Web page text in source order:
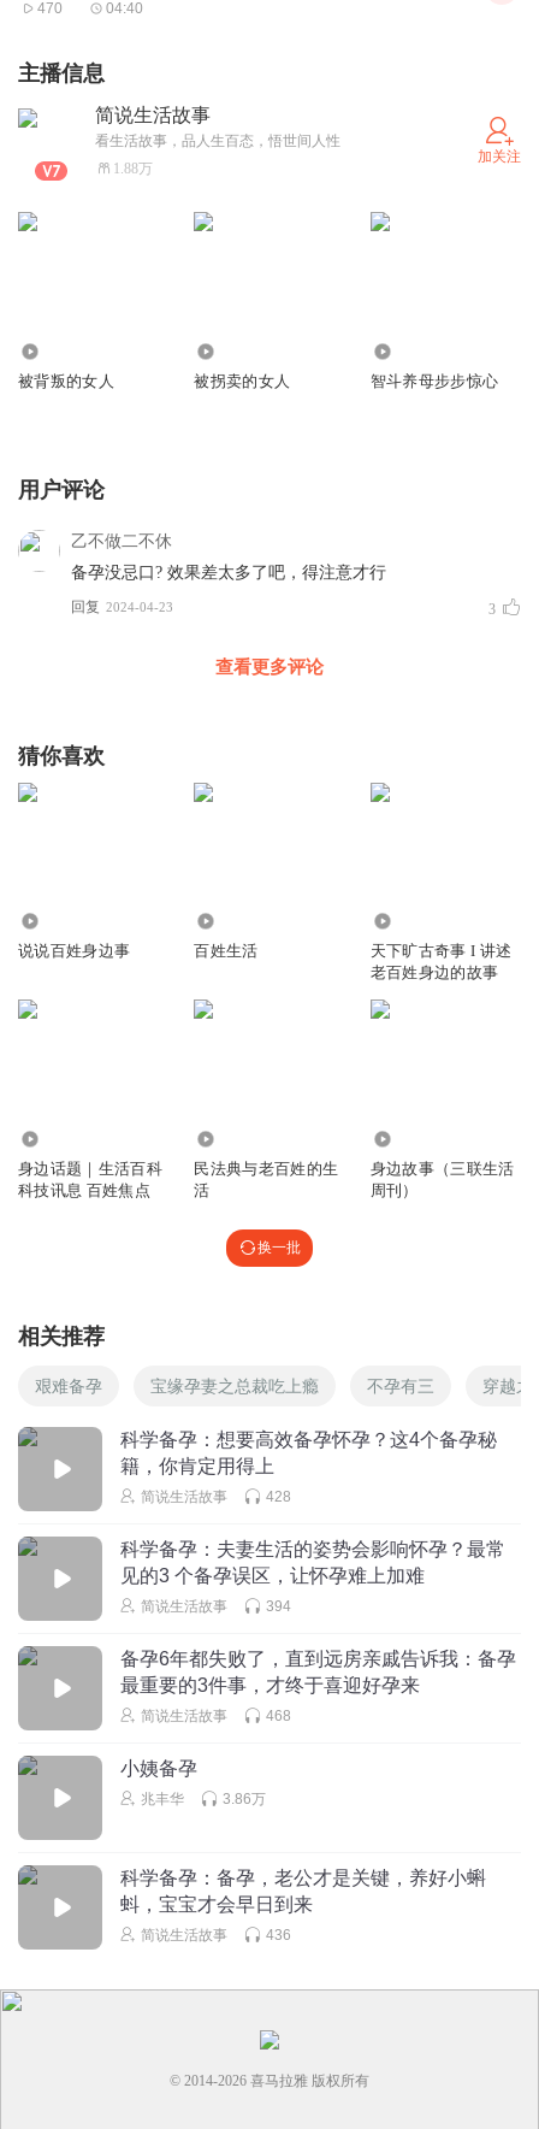
管，又能促进新陈代谢。
鳕鱼：营养丰富，利于胎儿大脑发育
鳕鱼是优质蛋白质的来源，还富含DHA等不饱和脂肪酸。
7.
卵泡的发育和排卵。
备孕期间多吃黑豆，有助于提高受孕率。
猕猴桃是维生素C的宝库，它能增强免疫力，预防感冒等疾
病。
备孕期间保持身体健康非常重要，猕猴桃就是你不可或缺的
水果之选。
芹菜虽然营养丰富，但它含有一种叫做芹菜素的物质，可能
会影响精子的数量和质量。
螃蟹属于寒性食材，对于备孕期间的女性来说，过多食用可
能导致子宫收缩，增加流产的风险。
因此，备孕期间的女性最好避免食用螃蟹。
的物质，可能会对精子产生不良影响。
备孕期间的男性应适量减少大蒜的摄入量。
加流产和早产的风险。
苦瓜：抑制子宫内膜分化
苦瓜中含有一种叫做苦瓜素的物质，可能会抑制子宫内膜的
分化，影响胚胎着床。
因此，备孕期间的女性最好少吃或不吃苦瓜。
啤酒：影响精子和卵子质量
啤酒中的酒精会对精子和卵子产生毒性作用，降低其质量。
备孕期间的夫妻双方都应避免饮酒，确保宝宝的健康。
木瓜：含有避孕成分
木瓜中含有一种叫做木瓜酶的物质，具有避孕作用。
孕。
山楂：可能引起子宫收缩
宫收缩的成分。
备孕期间的女性最好避免食用过多山楂，以免增加流产的风
470 04:40
主播信息
简说生活故事
看生活故事，品人生百态，悟世间人性
1.88万
加关注
被背叛的女人 被拐卖的女人 智斗养母步步惊心
用户评论
乙不做二不休
备孕没忌口? 效果差太多了吧，得注意才行
回复 2024-04-23 3
查看更多评论
猜你喜欢
说说百姓身边事 百姓生活
天下旷古奇事 I 讲述
老百姓身边的故事
身边话题｜生活百科
科技讯息 百姓焦点
民法典与老百姓的生
活
身边故事（三联生活
周刊）
换一批
相关推荐
艰难备孕 宝缘孕妻之总裁吃上瘾 不孕有三 穿越之
科学备孕：想要高效备孕怀孕？这4个备孕秘
籍，你肯定用得上
简说生活故事 428
科学备孕：夫妻生活的姿势会影响怀孕？最常
见的3 个备孕误区，让怀孕难上加难
简说生活故事 394
备孕6年都失败了，直到远房亲戚告诉我：备孕
最重要的3件事，才终于喜迎好孕来
简说生活故事 468
小姨备孕
兆丰华 3.86万
科学备孕：备孕，老公才是关键，养好小蝌
蚪，宝宝才会早日到来
简说生活故事 436
© 2014-2026 喜马拉雅 版权所有